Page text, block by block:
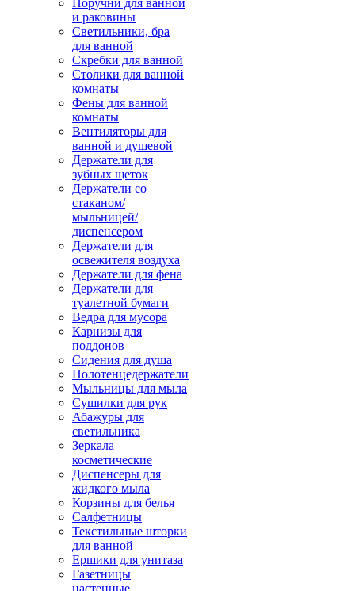
Поручни для ванной
и раковины
Светильники, бра
для ванной
Скребки для ванной
Столики для ванной
комнаты
Фены для ванной
комнаты
Вентиляторы для
ванной и душевой
Держатели для
зубных щеток
Держатели со
стаканом/
мыльницей/
диспенсером
Держатели для
освежителя воздуха
Держатели для фена
Держатели для
туалетной бумаги
Ведра для мусора
Карнизы для
поддонов
Сидения для душа
Полотенцедержатели
Мыльницы для мыла
Сушилки для рук
Абажуры для
светильника
Зеркала
косметические
Диспенсеры для
жидкого мыла
Корзины для белья
Салфетницы
Текстильные шторки
для ванной
Ершики для унитаза
Газетницы
настенные